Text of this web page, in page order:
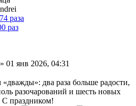
раза
раз
» 01 янв 2026, 04:31
два раза больше радости,
разочарований и шесть новых
праздником!